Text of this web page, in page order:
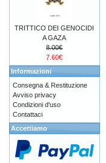
TRITTICO DEI GENOCIDI
A GAZA
8.00€
7.60€
Informazioni
Consegna & Restituzione
Avviso privacy
Condizioni d'uso
Contattaci
Accettiamo